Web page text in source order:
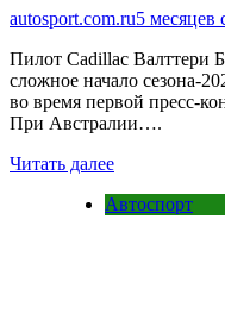
autosport.com.ru5 месяцев
Пилот Cadillac Валттери
сложное начало сезона-
во время первой пресс-
При Австралии….
Читать далее
Автоспорт